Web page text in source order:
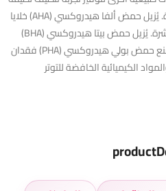
وفعّالة دون التسبب في تهيج البشرة. يُزيل حمض ألفا هيدروكسي (AHA) خلايا
الجلد الميتة والشوائب من سطح البشرة. يُزيل حمض بيتا هيدروكسي (BHA)
الشوائب والدهون داخل المسام. يمنع حمض بولي هيدروكسي (PHA) فقدان
الكيميائية الخافضة للتوتر